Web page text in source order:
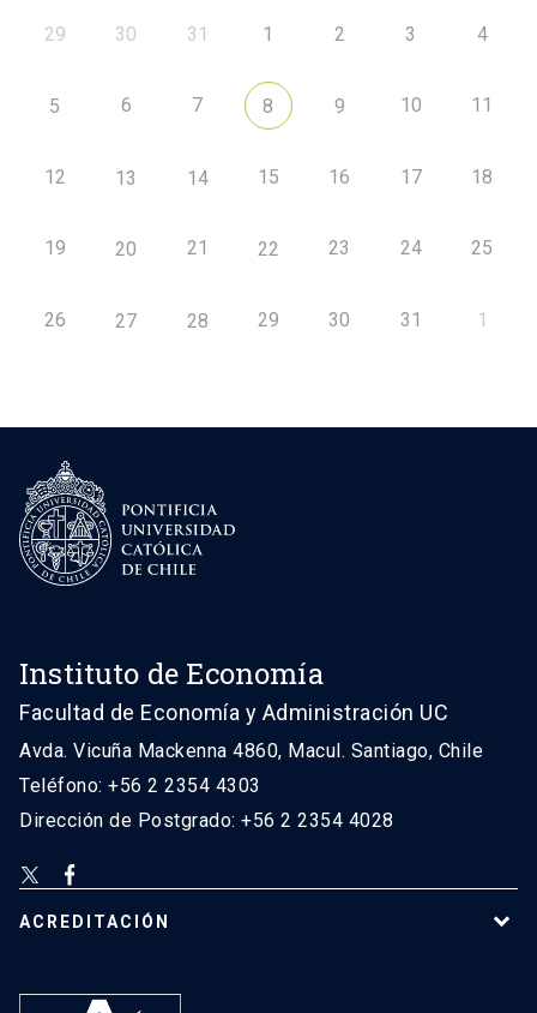
29 30 31 1 2 3 4
5 6 7 8 9 10 11
12 13 14 15 16 17 18
19 20 21 22 23 24 25
26 27 28 29 30 31 1
Instituto de Economía
Facultad de Economía y Administración UC
Avda. Vicuña Mackenna 4860, Macul. Santiago, Chile
Teléfono: +56 2 2354 4303
Dirección de Postgrado: +56 2 2354 4028
ACREDITACIÓN